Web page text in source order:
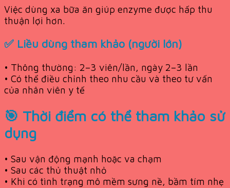
Việc dùng xa bữa ăn giúp enzyme được hấp thu
thuận lợi hơn.
✅ Liều dùng tham khảo (người lớn)
• Thông thường: 2–3 viên/lần, ngày 2–3 lần
• Có thể điều chỉnh theo nhu cầu và theo tư vấn
của nhân viên y tế
🎯 Thời điểm có thể tham khảo sử
dụng
• Sau vận động mạnh hoặc va chạm
• Sau các thủ thuật nhỏ
• Khi có tình trạng mô mềm sưng nề, bầm tím nhẹ